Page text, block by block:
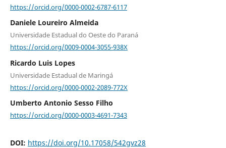
https://orcid.org/0000-0002-6787-6117
Daniele Loureiro Almeida
Universidade Estadual do Oeste do Paraná
https://orcid.org/0009-0004-3055-938X
Ricardo Luis Lopes
Universidade Estadual de Maringá
https://orcid.org/0000-0002-2089-772X
Umberto Antonio Sesso Filho
https://orcid.org/0000-0003-4691-7343
DOI: https://doi.org/10.17058/542gvz28